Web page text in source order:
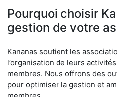
Pourquoi choisir
gestion de votre
Kananas soutient les
l’organisation de leurs
membres. Nous offrons des
pour optimiser la gestion et